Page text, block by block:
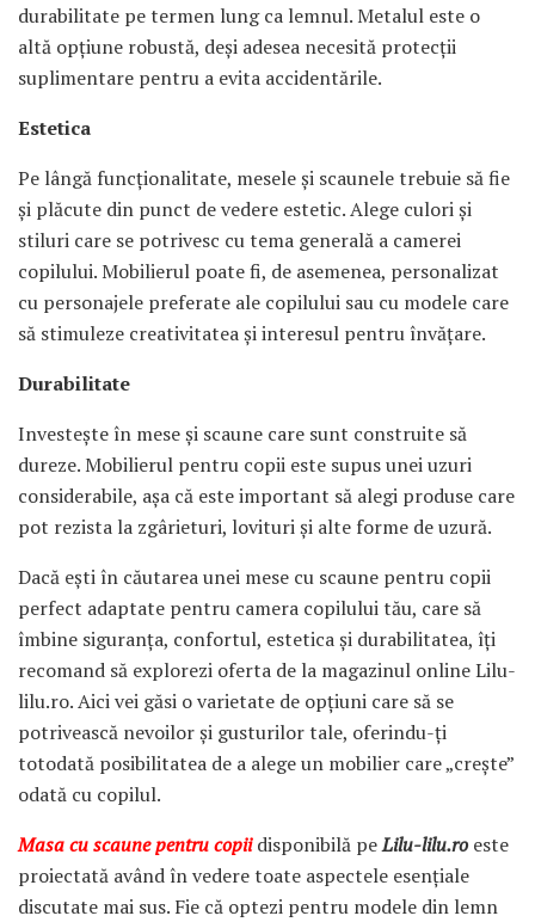
durabilitate pe termen lung ca lemnul. Metalul este o
altă opțiune robustă, deși adesea necesită protecții
suplimentare pentru a evita accidentările.
Estetica
Pe lângă funcționalitate, mesele și scaunele trebuie să fie
și plăcute din punct de vedere estetic. Alege culori și
stiluri care se potrivesc cu tema generală a camerei
copilului. Mobilierul poate fi, de asemenea, personalizat
cu personajele preferate ale copilului sau cu modele care
să stimuleze creativitatea și interesul pentru învățare.
Durabilitate
Investește în mese și scaune care sunt construite să
dureze. Mobilierul pentru copii este supus unei uzuri
considerabile, așa că este important să alegi produse care
pot rezista la zgârieturi, lovituri și alte forme de uzură.
Dacă ești în căutarea unei mese cu scaune pentru copii
perfect adaptate pentru camera copilului tău, care să
îmbine siguranța, confortul, estetica și durabilitatea, îți
recomand să explorezi oferta de la magazinul online Lilu-
lilu.ro. Aici vei găsi o varietate de opțiuni care să se
potrivească nevoilor și gusturilor tale, oferindu-ți
totodată posibilitatea de a alege un mobilier care „crește”
odată cu copilul.
Masa cu scaune pentru copiidisponibilă peLilu-lilu.roeste
proiectată având în vedere toate aspectele esențiale
discutate mai sus. Fie că optezi pentru modele din lemn